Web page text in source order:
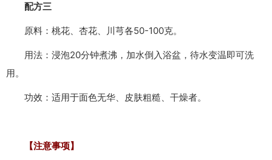
配方三
原料：桃花、杏花、川芎各50-100克。
用法：浸泡20分钟煮沸，加水倒入浴盆，待水变温即可洗
用。
功效：适用于面色无华、皮肤粗糙、干燥者。
【注意事项】